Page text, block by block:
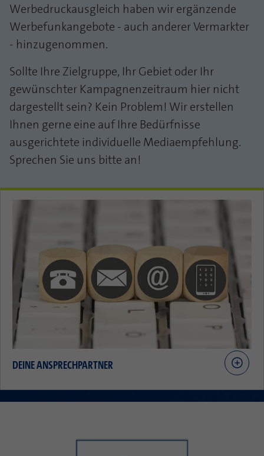
Werbedruckausgleich haben wir ergänzende
Werbefunkangebote - auch anderer Vermarkter
- hinzugenommen.
Sollte Ihre Zielgruppe, Ihr Gebiet oder Ihr
gewünschter Kampagnenzeitraum hier nicht
dargestellt sein? Kein Problem! Wir erstellen
Ihnen gerne eine auf Ihre Bedürfnisse
ausgerichtete individuelle Mediaempfehlung.
Sprechen Sie uns bitte an!
DEINE ANSPRECHPARTNER